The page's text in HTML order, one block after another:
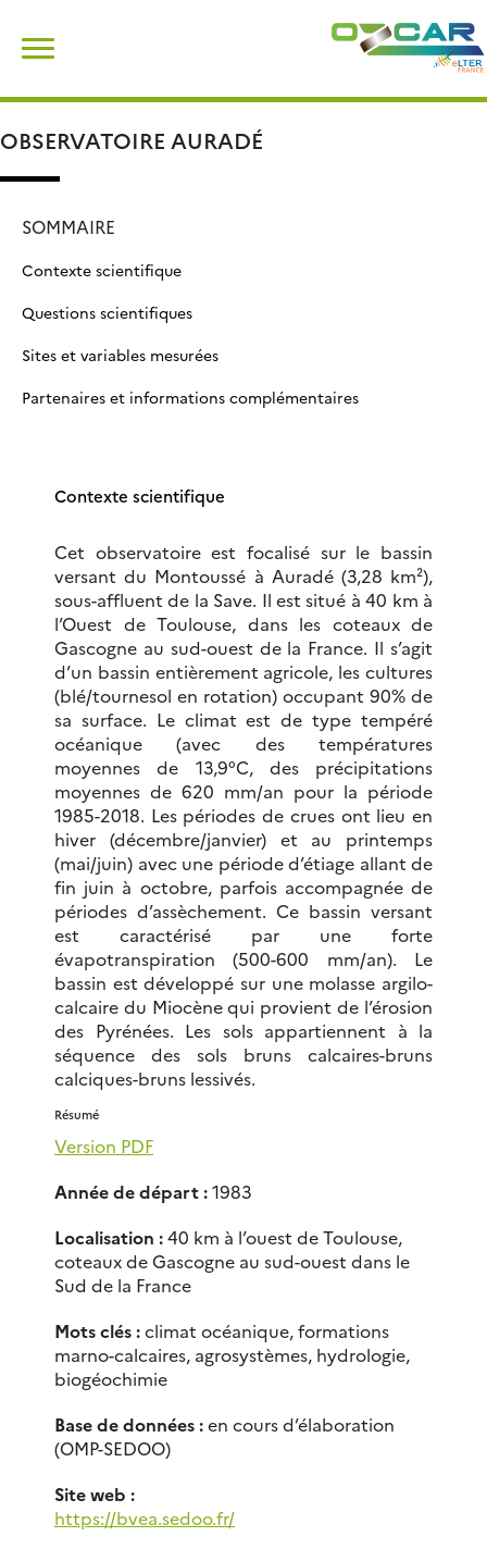
content
OBSERVATOIRE AURADÉ
SOMMAIRE
Contexte scientifique
Questions scientifiques
Sites et variables mesurées
Partenaires et informations complémentaires
Contexte scientifique
Cet observatoire est focalisé sur le bassin
versant du Montoussé à Auradé (3,28 km²),
sous-affluent de la Save. Il est situé à 40 km à
l’Ouest de Toulouse, dans les coteaux de
Gascogne au sud-ouest de la France. Il s’agit
d’un bassin entièrement agricole, les cultures
(blé/tournesol en rotation) occupant 90% de
sa surface. Le climat est de type tempéré
océanique (avec des températures
moyennes de 13,9°C, des précipitations
moyennes de 620 mm/an pour la période
1985-2018. Les périodes de crues ont lieu en
hiver (décembre/janvier) et au printemps
(mai/juin) avec une période d’étiage allant de
fin juin à octobre, parfois accompagnée de
périodes d’assèchement. Ce bassin versant
est caractérisé par une forte
évapotranspiration (500-600 mm/an). Le
bassin est développé sur une molasse argilo-
calcaire du Miocène qui provient de l’érosion
des Pyrénées. Les sols appartiennent à la
séquence des sols bruns calcaires-bruns
calciques-bruns lessivés.
Résumé
Version PDF
Année de départ :1983
Localisation :40 km à l’ouest de Toulouse,
coteaux de Gascogne au sud-ouest dans le
Sud de la France
Mots clés :climat océanique, formations
marno-calcaires, agrosystèmes, hydrologie,
biogéochimie
Base de données :en cours d’élaboration
(OMP-SEDOO)
Site web :
https://bvea.sedoo.fr/